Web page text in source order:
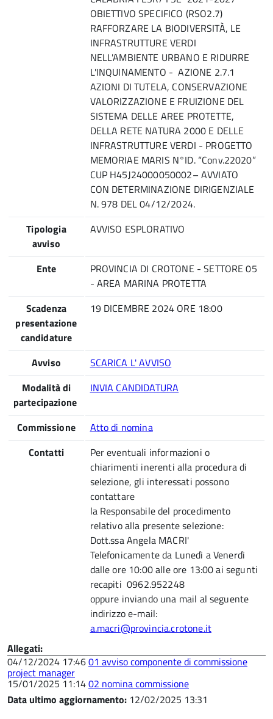
OBIETTIVO SPECIFICO (RSO2.7)
RAFFORZARE LA BIODIVERSITÀ, LE
INFRASTRUTTURE VERDI
NELL'AMBIENTE URBANO E RIDURRE
L'INQUINAMENTO - AZIONE 2.7.1
AZIONI DI TUTELA, CONSERVAZIONE
VALORIZZAZIONE E FRUIZIONE DEL
SISTEMA DELLE AREE PROTETTE,
DELLA RETE NATURA 2000 E DELLE
INFRASTRUTTURE VERDI - PROGETTO
MEMORIAE MARIS N°ID. “Conv.22020”
CUP H45J24000050002– AVVIATO
CON DETERMINAZIONE DIRIGENZIALE
N. 978 DEL 04/12/2024.
Tipologia
avviso
AVVISO ESPLORATIVO
Ente
PROVINCIA DI CROTONE - SETTORE 05
- AREA MARINA PROTETTA
Scadenza
presentazione
candidature
19 DICEMBRE 2024 ORE 18:00
Avviso
SCARICA L' AVVISO
Modalità di
partecipazione
INVIA CANDIDATURA
Commissione
Atto di nomina
Contatti
Per eventuali informazioni o
chiarimenti inerenti alla procedura di
selezione, gli interessati possono
contattare
la Responsabile del procedimento
relativo alla presente selezione:
Dott.ssa Angela MACRI'
Telefonicamente da Lunedì a Venerdì
dalle ore 10:00 alle ore 13:00 ai segunti
recapiti 0962.952248
oppure inviando una mail al seguente
indirizzo e-mail:
a.macri@provincia.crotone.it
Allegati:
04/12/2024 17:4601 avviso componente di commissione
project manager
15/01/2025 11:1402 nomina commissione
Data ultimo aggiornamento: 12/02/2025 13:31